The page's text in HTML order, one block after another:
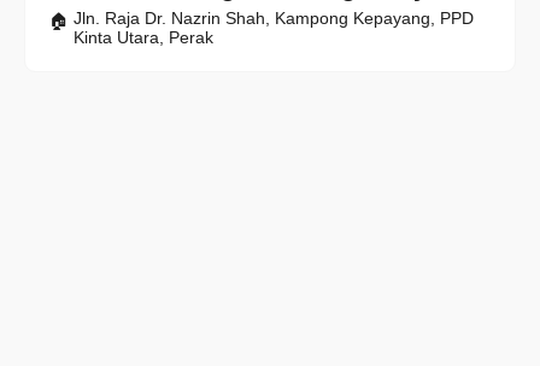
Jln. Raja Dr. Nazrin Shah, Kampong Kepayang, PPD
Kinta Utara, Perak